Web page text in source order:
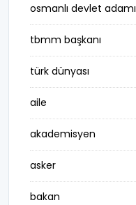
osmanlı devlet adamı
tbmm başkanı
türk dünyası
aile
akademisyen
asker
bakan